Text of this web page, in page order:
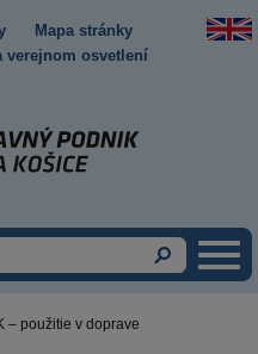
Mapa stránky
verejnom osvetlení
– použitie v doprave